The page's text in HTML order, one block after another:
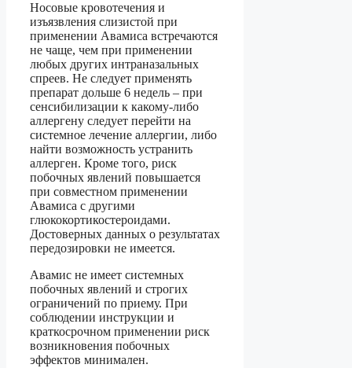
Носовые кровотечения и
изъязвления слизистой при
применении Авамиса встречаются
не чаще, чем при применении
любых других интраназальных
спреев. Не следует применять
препарат дольше 6 недель – при
сенсибилизации к какому-либо
аллергену следует перейти на
системное лечение аллергии, либо
найти возможность устранить
аллерген. Кроме того, риск
побочных явлений повышается
при совместном применении
Авамиса с другими
глюкокортикостероидами.
Достоверных данных о результатах
передозировки не имеется.
Авамис не имеет системных
побочных явлений и строгих
ограничений по приему. При
соблюдении инструкции и
краткосрочном применении риск
возникновения побочных
эффектов минимален.